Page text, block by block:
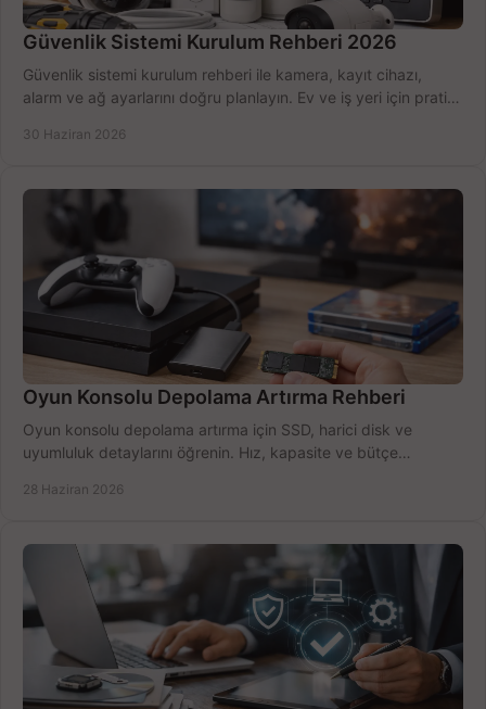
Güvenlik Sistemi Kurulum Rehberi 2026
Güvenlik sistemi kurulum rehberi ile kamera, kayıt cihazı,
alarm ve ağ ayarlarını doğru planlayın. Ev ve iş yeri için pratik
30 Haziran 2026
Oyun Konsolu Depolama Artırma Rehberi
Oyun konsolu depolama artırma için SSD, harici disk ve
uyumluluk detaylarını öğrenin. Hız, kapasite ve bütçe
28 Haziran 2026